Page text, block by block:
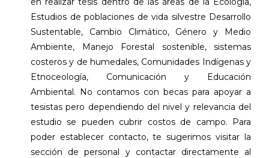
Estudios de poblaciones de vida silvestre Desarrollo
Sustentable, Cambio Climático, Género y Medio
Ambiente, Manejo Forestal sostenible, sistemas
costeros y de humedales, Comunidades Indígenas y
Etnoceología, Comunicación y Educación
Ambiental. No contamos con becas para apoyar a
tesistas pero dependiendo del nivel y relevancia del
estudio se pueden cubrir costos de campo. Para
poder establecer contacto, te sugerimos visitar la
sección de personal y contactar directamente al